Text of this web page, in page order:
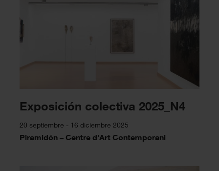
Exposición colectiva 2025_N4
20 septiembre - 16 diciembre 2025
Piramidón – Centre d’Art Contemporani